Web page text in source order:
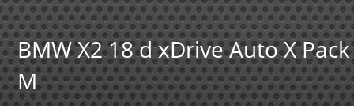
BMW X2 18 d xDrive Auto X Pack
M